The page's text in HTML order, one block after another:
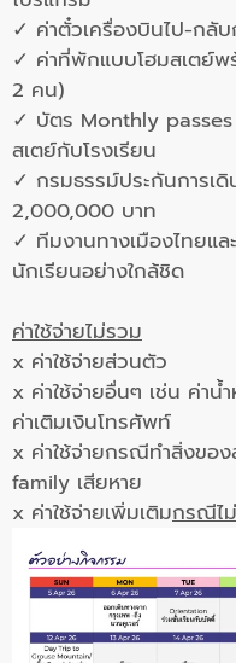
✓ ค่าตั๋วเครื่องบินไป-กลั
✓ ค่าที่พักแบบโฮมสเตย์พ
2 คน)
✓ บัตร Monthly passes
สเตย์กับโรงเรียน
✓ กรมธรรม์ประกันการเ
2,000,000 บาท
✓ ทีมงานทางเมืองไทยแ
นักเรียนอย่างใกล้ชิด
ค่าใช้จ่ายไม่รวม
x ค่าใช้จ่ายส่วนตัว
x ค่าใช้จ่ายอื่นๆ เช่น ค่าน้
ค่าเติมเงินโทรศัพท์
x ค่าใช้จ่ายกรณีทำสิ่งขอ
family เสียหาย
x ค่าใช้จ่ายเพิ่มเติมกรณีไ